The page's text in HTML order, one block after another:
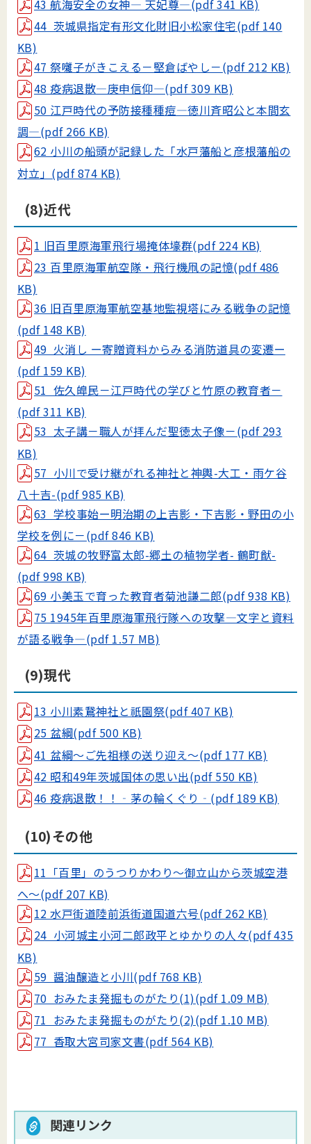
43 航海安全の女神― 天妃尊―(pdf 341 KB)
44 茨城県指定有形文化財旧小松家住宅(pdf 140
KB)
47 祭囃子がきこえる－堅倉ばやし－(pdf 212 KB)
48 疫病退散―庚申信仰―(pdf 309 KB)
50 江戸時代の予防接種種痘―徳川斉昭公と本間玄
調―(pdf 266 KB)
62 小川の船頭が記録した「水戸藩船と彦根藩船の
対立」(pdf 874 KB)
(8)近代
1 旧百里原海軍飛行場掩体壕群(pdf 224 KB)
23 百里原海軍航空隊・飛行機凧の記憶(pdf 486
KB)
36 旧百里原海軍航空基地監視塔にみる戦争の記憶
(pdf 148 KB)
49 火消し ー寄贈資料からみる消防道具の変遷ー
(pdf 159 KB)
51 佐久皥民－江戸時代の学びと竹原の教育者－
(pdf 311 KB)
53 太子講－職人が拝んだ聖徳太子像－(pdf 293
KB)
57 小川で受け継がれる神社と神輿-大工・雨ケ谷
八十吉-(pdf 985 KB)
63 学校事始ー明治期の上吉影・下吉影・野田の小
学校を例に－(pdf 846 KB)
64 茨城の牧野富太郎-郷土の植物学者- 鶴町猷-
(pdf 998 KB)
69 小美玉で育った教育者菊池謙二郎(pdf 938 KB)
75 1945年百里原海軍飛行隊への攻撃―文字と資料
が語る戦争―(pdf 1.57 MB)
(9)現代
13 小川素鵞神社と祇園祭(pdf 407 KB)
25 盆綱(pdf 500 KB)
41 盆綱～ご先祖様の送り迎え～(pdf 177 KB)
42 昭和49年茨城国体の思い出(pdf 550 KB)
46 疫病退散！！‐茅の輪くぐり‐(pdf 189 KB)
(10)その他
11「百里」のうつりかわり～御立山から茨城空港
へ～(pdf 207 KB)
12 水戸街道陸前浜街道国道六号(pdf 262 KB)
24 小河城主小河二郎政平とゆかりの人々(pdf 435
KB)
59 醤油醸造と小川(pdf 768 KB)
70 おみたま発掘ものがたり(1)(pdf 1.09 MB)
71 おみたま発掘ものがたり(2)(pdf 1.10 MB)
77 香取大宮司家文書(pdf 564 KB)
関連リンク